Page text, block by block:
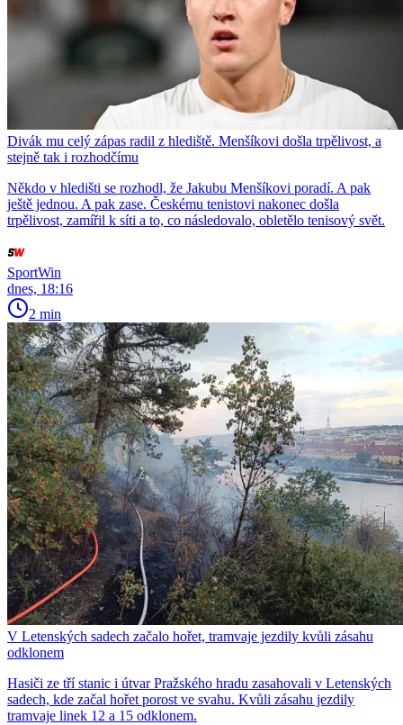
Divák mu celý zápas radil z hlediště. Menšíkovi došla trpělivost, a
stejně tak i rozhodčímu
Někdo v hledišti se rozhodl, že Jakubu Menšíkovi poradí. A pak
ještě jednou. A pak zase. Českému tenistovi nakonec došla
trpělivost, zamířil k síti a to, co následovalo, obletělo tenisový svět.
SportWin
dnes, 18:16
2 min
V Letenských sadech začalo hořet, tramvaje jezdily kvůli zásahu
odklonem
Hasiči ze tří stanic i útvar Pražského hradu zasahovali v Letenských
sadech, kde začal hořet porost ve svahu. Kvůli zásahu jezdily
tramvaje linek 12 a 15 odklonem.